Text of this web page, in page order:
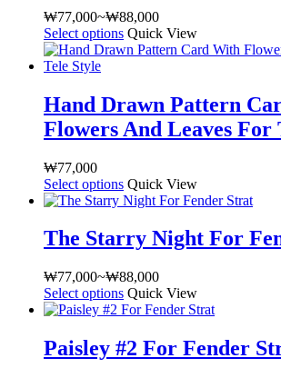
₩77,000~₩88,000가
격
범
Select options 여
러
옵
션
상
품
있
니
다.
상
품
페
Quick View
Hand Drawn Pattern
Flowers And Leaves For
₩77,000
Select options 여
러
품
션
이
이
품
Quick View
The Starry Night For
₩77,000~₩88,000가
격
범
₩77,000~₩88,000
Select options 여
러
품
Quick View
Paisley #2 For Fender